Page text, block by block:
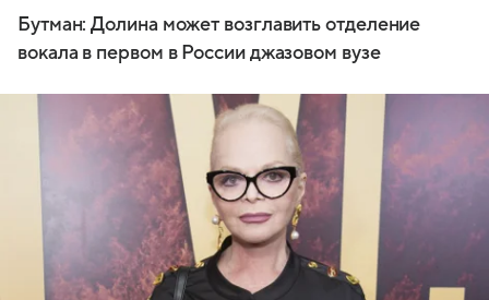
Бутман: Долина может возглавить отделение
вокала в первом в России джазовом вузе